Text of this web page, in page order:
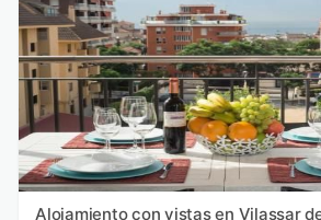
Alojamiento con vistas en Vilassar